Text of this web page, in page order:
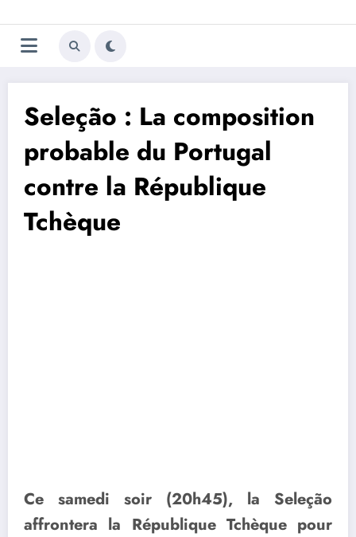
au
contenu
Trivela
L'actualité du football
Seleção : La composition
probable du Portugal
contre la République
Tchèque
Ce samedi soir (20h45), la Seleção
affrontera la République Tchèque pour